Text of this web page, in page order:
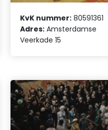
KvK nummer: 80591361
Adres: Amsterdamse
Veerkade 15